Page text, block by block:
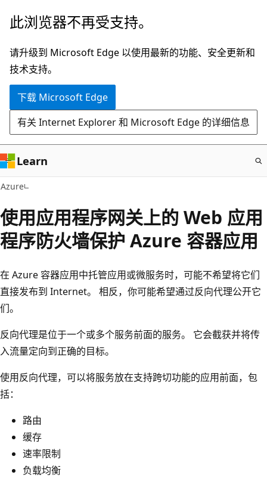
跳
主
要
内
此浏览器不再受支持。
请升级到 Microsoft Edge 以使用最新的功能、安全更新和
技术支持。
下载 Microsoft Edge
有关 Internet Explorer 和 Microsoft Edge 的详细信息
Learn
Azure
使用应用程序网关上的 Web 应用
程序防火墙保护 Azure 容器应用
在 Azure 容器应用中托管应用或微服务时，可能不希望将它们
直接发布到 Internet。 相反，你可能希望通过反向代理公开它
们。
反向代理是位于一个或多个服务前面的服务。 它会截获并将传
入流量定向到正确的目标。
使用反向代理，可以将服务放在支持跨切功能的应用前面，包
括：
路由
缓存
速率限制
负载均衡